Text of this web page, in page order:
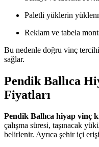
Paletli yüklerin
Reklam ve tabela
Bu nedenle doğru vinç
sağlar.
Pendik Ballıca
Fiyatları
Pendik Ballıca hiyap vinç
çalışma süresi, taşınacak
belirlenir. Ayrıca şehir içi